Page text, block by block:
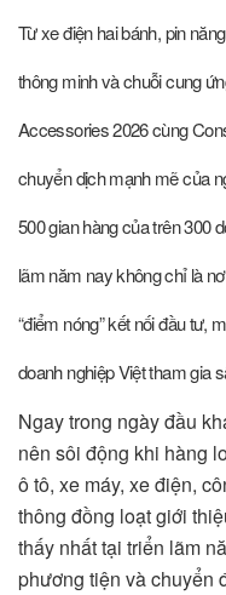
Từ xe điện hai bánh, pin
thông minh và chuỗi cung
Accessories 2026 cùng
chuyển dịch mạnh mẽ của
500 gian hàng của trên 300
lãm năm nay không chỉ là
“điểm nóng” kết nối đầu tư,
doanh nghiệp Việt tham gia
Ngay trong ngày đầu
nên sôi động khi hàng
ô tô, xe máy, xe điện,
thông đồng loạt giới
thấy nhất tại triển lãm
phương tiện và chuyển